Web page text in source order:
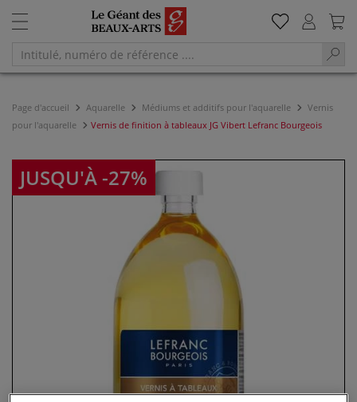
Page d'accueil Aquarelle Médiums et additifs pour l'aquarelle
Vernis
pour l'aquarelle
Vernis de finition à tableaux JG Vibert Lefranc Bourgeois
JUSQU'À -27%